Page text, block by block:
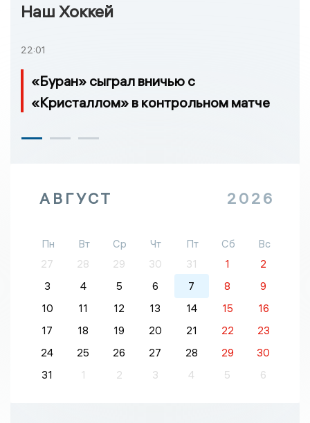
Наш Хоккей
22:01
«Буран» сыграл вничью с
«Кристаллом» в контрольном матче
АВГУСТ 2026
Пн Вт Ср Чт Пт Сб
Вс
27
28 29 30 31 1
2
3
4 5 6 7 8
9
10
11 12 13 14 15
16
17
18 19 20 21 22
23
24
25 26 27 28 29
30
31
1 2 3 4 5 6